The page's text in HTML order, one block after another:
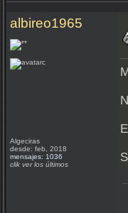
albireo1965
Algeciras
desde: feb, 2018
mensajes: 1036
clik ver los últimos